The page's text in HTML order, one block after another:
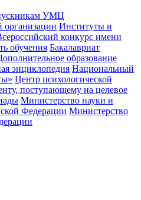
УМЦ
организации Институты и
конкурс имени
обучения Бакалавриат
образование
энциклопедия Национальный
Центр психологической
поступающему на целевое
Министерство науки и
Федерации Министерство